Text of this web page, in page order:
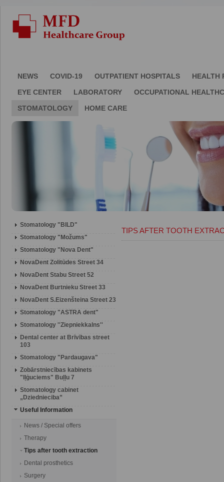
NEWS COVID-19 OUTPATIENT HOSPITALS
HEALTH
EYE CENTER
LABORATORY
OCCUPATIONAL
STOMATOLOGY
HOME CARE
Stomatology "BILD"
Stomatology "Možums"
Stomatology "Nova Dent"
NovaDent Zolitūdes Street 34
NovaDent Stabu Street 52
NovaDent Burtnieku Street 33
NovaDent S.Eizenšteina Street 23
Stomatology "ASTRA dent"
Stomatology ''Ziepniekkalns''
Dental center at Brīvības street
103
Stomatology "Pardaugava"
Zobārstniecības kabinets
"Iļģuciems" Buļļu 7
Stomatology cabinet
„Dziednieciba”
Useful Information
News / Special offers
Therapy
Tips after tooth extraction
Dental prosthetics
Surgery
TIPS AFTER TOOTH